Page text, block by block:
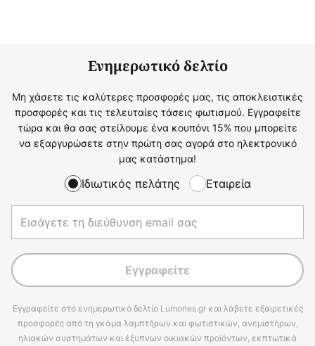
Ενημερωτικό δελτίο
Μη χάσετε τις καλύτερες προσφορές μας, τις αποκλειστικές
προσφορές και τις τελευταίες τάσεις φωτισμού. Εγγραφείτε
τώρα και θα σας στείλουμε ένα κουπόνι 15% που μπορείτε
να εξαργυρώσετε στην πρώτη σας αγορά στο ηλεκτρονικό
μας κατάστημα!
Ιδιωτικός πελάτης Εταιρεία
Εγγραφείτε
Εγγραφείτε στο ενημερωτικό δελτίο Lumories.gr και λάβετε εξαιρετικές
προσφορές από τη γκάμα λαμπτήρων και φωτιστικών, ανεμιστήρων,
ηλιακών συστημάτων και έξυπνων οικιακών προϊόντων, εκπτωτικά